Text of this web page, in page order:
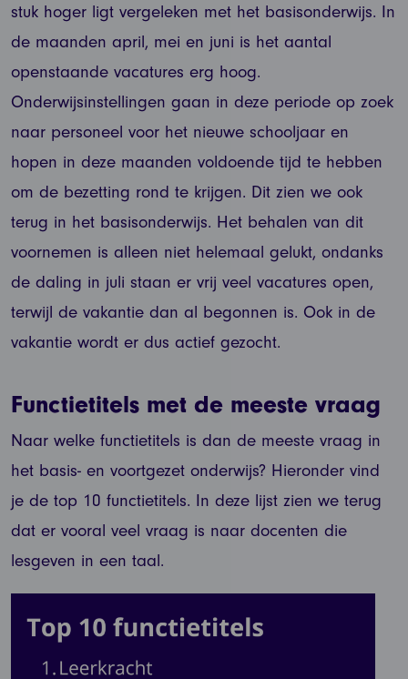
stuk hoger ligt vergeleken met het basisonderwijs. In
de maanden april, mei en juni is het aantal
openstaande vacatures erg hoog.
Onderwijsinstellingen gaan in deze periode op zoek
naar personeel voor het nieuwe schooljaar en
hopen in deze maanden voldoende tijd te hebben
om de bezetting rond te krijgen. Dit zien we ook
terug in het basisonderwijs. Het behalen van dit
voornemen is alleen niet helemaal gelukt, ondanks
de daling in juli staan er vrij veel vacatures open,
terwijl de vakantie dan al begonnen is. Ook in de
vakantie wordt er dus actief gezocht.
Functietitels met de meeste vraag
Naar welke functietitels is dan de meeste vraag in
het basis- en voortgezet onderwijs? Hieronder vind
je de top 10 functietitels. In deze lijst zien we terug
dat er vooral veel vraag is naar docenten die
lesgeven in een taal.